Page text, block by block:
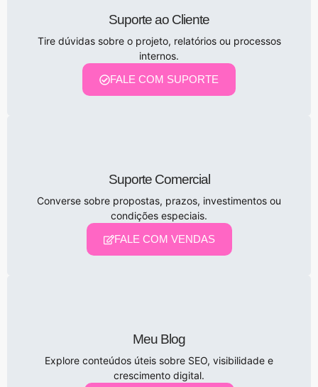
Suporte ao Cliente
Tire dúvidas sobre o projeto, relatórios ou processos
internos.
FALE COM SUPORTE
Suporte Comercial
Converse sobre propostas, prazos, investimentos ou
condições especiais.
FALE COM VENDAS
Meu Blog
Explore conteúdos úteis sobre SEO, visibilidade e
crescimento digital.